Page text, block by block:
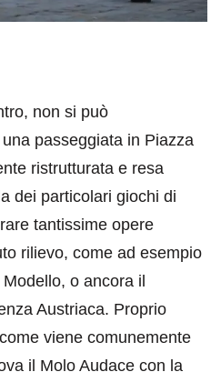
non si può
passeggiata in Piazza
ristrutturata e resa
dei particolari giochi di
tantissime opere
rilievo, come ad esempio
o ancora il
Austriaca. Proprio
viene comunemente
il Molo Audace con la